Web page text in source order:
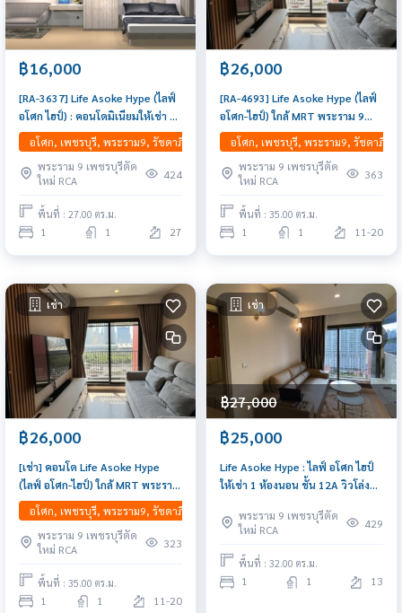
฿16,000
[RA-3637] Life Asoke Hype (ไลฟ์
อโศก ไฮป์) : คอนโดมิเนียมให้เช่า 1
ห้องนอน ใกล้พระราม 9 ดีลดี ราคา
พิเศษสุดๆ
อโศก, เพชรบุรี, พระราม9, รัชดาภิเษก, RCA, ห้วยขวาง, สุทธิสาร
พระราม 9 เพชรบุรีตัด
ใหม่ RCA
424
พื้นที่ : 27.00 ตร.ม.
1 1 27
฿26,000
[RA-4693] Life Asoke Hype (ไลฟ์
อโศก-ไฮป์) ใกล้ MRT พระราม 9
เพียง 300 เมตร
อโศก, เพชรบุรี, พระราม9, รัชดาภิเษ
พระราม 9 เพชรบุรีตัด
ใหม่ RCA
363
พื้นที่ : 35.00 ตร.ม.
1 1 11-20
เช่า
฿26,000
[เช่า] คอนโด Life Asoke Hype
(ไลฟ์ อโศก-ไฮป์) ใกล้ MRT พระราม
9 เพียง 300 เมตร ห้องสไตล์มูจิ
ขนาด 35 ตร.ม. ชั้น 10+ พร้อม
เฟอร์ฯและเครื่องใช้ไฟฟ้าครบ
อโศก, เพชรบุรี, พระราม9, รัชดาภิเษก, RCA, ห้วยขวาง, สุทธิสาร
พระราม 9 เพชรบุรีตัด
ใหม่ RCA
323
พื้นที่ : 35.00 ตร.ม.
1 1 11-20
เช่า
฿27,000
฿25,000
Life Asoke Hype : ไลฟ์ อโศก ไฮป์
ให้เช่า 1 ห้องนอน ชั้น 12A วิวโล่ง
ราคาเช่าต่อรองได้ 25K บาทต่อเดือน
UPDATE
พระราม 9 เพชรบุรีตัด
ใหม่ RCA
429
พื้นที่ : 32.00 ตร.ม.
1 1 13